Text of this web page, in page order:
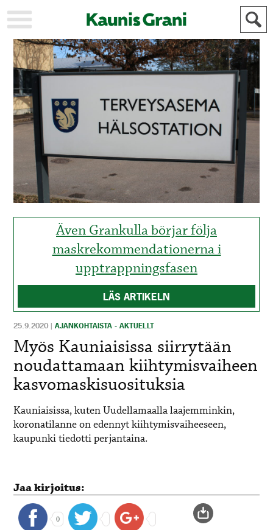
KAUPUNKI
STADEN
AJANKOHTAISTA
AKTUELLT
URHEILU
KULTTUURI
KULTUR
HISTORIA
HISTORIA
YLEINEN
MAINOSTAJILLE
FÖR
ANNONSÖRER
Även Grankulla börjar följa
maskrekommendationerna i
upptrappningsfasen
LÄS ARTIKELN
25.9.2020 |AJANKOHTAISTA - AKTUELLT
Myös Kauniaisissa siirrytään
noudattamaan kiihtymisvaiheen
kasvomaskisuosituksia
Kauniaisissa, kuten Uudellamaalla laajemminkin,
koronatilanne on edennyt kiihtymisvaiheeseen,
kaupunki tiedotti perjantaina.
Jaa kirjoitus:
0